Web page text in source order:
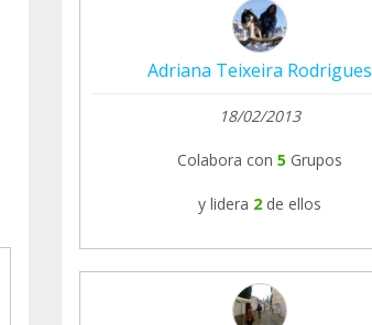
Adriana Teixeira Rodrigues
18/02/2013
Colabora con 5 Grupos
y lidera 2 de ellos